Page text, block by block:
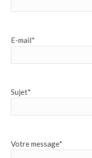
E-mail*
Sujet*
Votre message*